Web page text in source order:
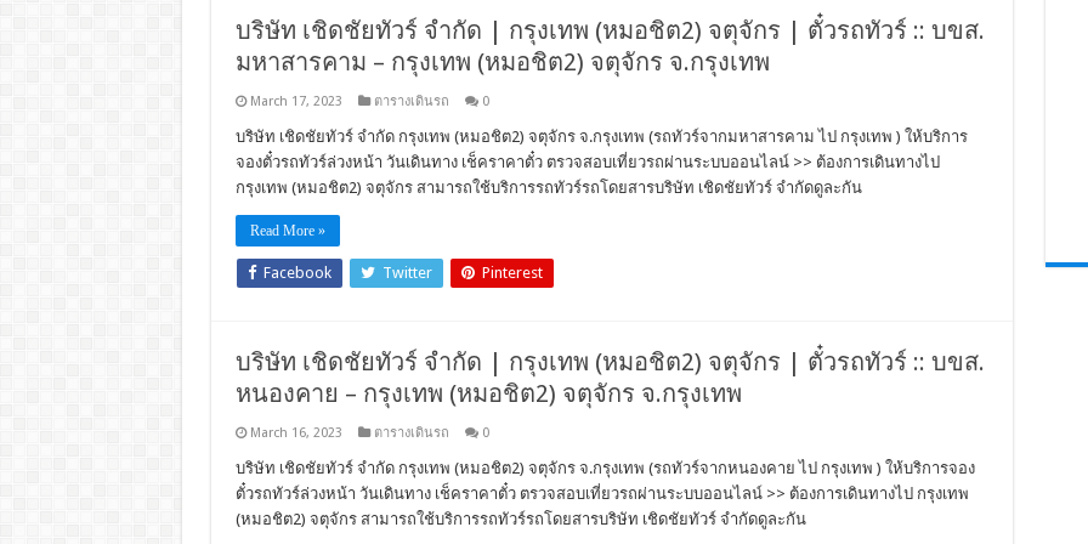
บริษัท เชิดชัยทัวร์ จำกัด | กรุงเทพ (หมอชิต2) จตุจักร | ตั๋วรถทัวร์ :: บขส.
มหาสารคาม – กรุงเทพ (หมอชิต2) จตุจักร จ.กรุงเทพ
March 17, 2023 ตารางเดินรถ 0
บริษัท เชิดชัยทัวร์ จำกัด กรุงเทพ (หมอชิต2) จตุจักร จ.กรุงเทพ (รถทัวร์จากมหาสารคาม ไป กรุงเทพ ) ให้บริการ
จองตั๋วรถทัวร์ล่วงหน้า วันเดินทาง เช็คราคาตั๋ว ตรวจสอบเที่ยวรถผ่านระบบออนไลน์ >> ต้องการเดินทางไป
กรุงเทพ (หมอชิต2) จตุจักร สามารถใช้บริการรถทัวร์รถโดยสารบริษัท เชิดชัยทัวร์ จำกัดดูละกัน
Read More »
Facebook Twitter Pinterest
บริษัท เชิดชัยทัวร์ จำกัด | กรุงเทพ (หมอชิต2) จตุจักร | ตั๋วรถทัวร์ :: บขส.
หนองคาย – กรุงเทพ (หมอชิต2) จตุจักร จ.กรุงเทพ
March 16, 2023 ตารางเดินรถ 0
บริษัท เชิดชัยทัวร์ จำกัด กรุงเทพ (หมอชิต2) จตุจักร จ.กรุงเทพ (รถทัวร์จากหนองคาย ไป กรุงเทพ ) ให้บริการจอง
ตั๋วรถทัวร์ล่วงหน้า วันเดินทาง เช็คราคาตั๋ว ตรวจสอบเที่ยวรถผ่านระบบออนไลน์ >> ต้องการเดินทางไป กรุงเทพ
(หมอชิต2) จตุจักร สามารถใช้บริการรถทัวร์รถโดยสารบริษัท เชิดชัยทัวร์ จำกัดดูละกัน